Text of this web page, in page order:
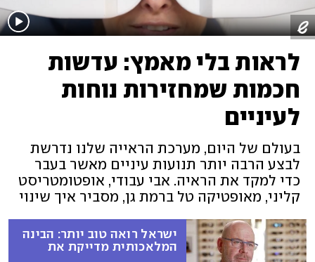
לראות בלי מאמץ: עדשות
חכמות שמחזירות נוחות
לעיניים
בעולם של היום, מערכת הראייה שלנו נדרשת
לבצע הרבה יותר תנועות עיניים מאשר בעבר
כדי למקד את הראיה. אבי עבודי, אופטומטריסט
קליני, מאופטיקה טל ברמת גן, מסביר איך שינוי
ולעזור לנו לראות טוב יותרישראל רואה טוב יותר: הבינה
המלאכותית מדייקת את